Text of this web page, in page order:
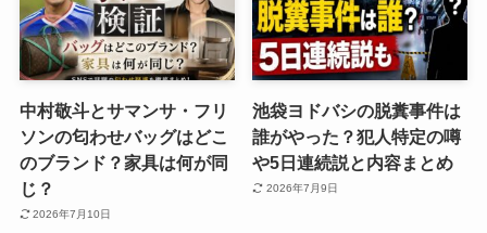
中村敬斗とサマンサ・フリ
ソンの匂わせバッグはどこ
のブランド？家具は何が同
じ？
2026年7月10日
池袋ヨドバシの脱糞事件は
誰がやった？犯人特定の噂
や5日連続説と内容まとめ
2026年7月9日